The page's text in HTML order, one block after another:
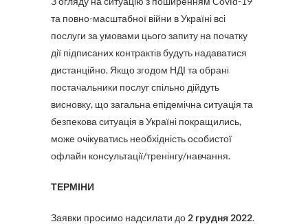
та повно-масштабної війни в Україні всі
послуги за умовами цього запиту на початку
дії підписаних контрактів будуть надаватися
дистанційно. Якщо згодом НДІ та обрані
постачальники послуг спільно дійдуть
висновку, що загальна епідемічна ситуація та
безпекова ситуація в Україні покращились,
може очікуватись необхідність особистої
офлайн консультації/тренінгу/навчання.
ТЕРМІНИ
Заявки просимо надсилати до 2 грудня 2022.